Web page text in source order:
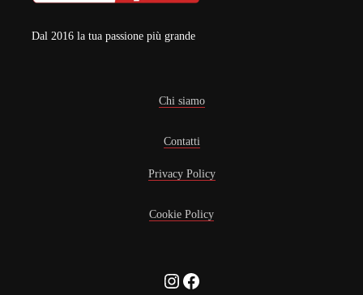
Dal 2016 la tua passione più grande
Chi siamo
Contatti
Privacy Policy
Cookie Policy
Instagram
Facebook